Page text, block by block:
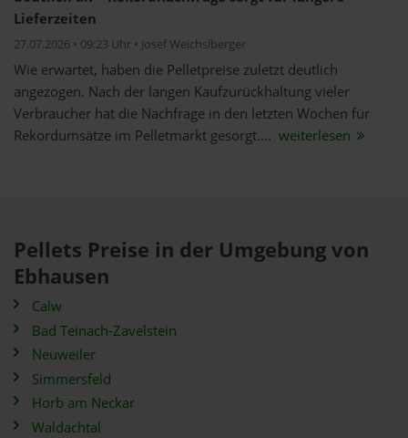
Lieferzeiten
27.07.2026 • 09:23 Uhr • Josef Weichslberger
Wie erwartet, haben die Pelletpreise zuletzt deutlich
angezogen. Nach der langen Kaufzurückhaltung vieler
Verbraucher hat die Nachfrage in den letzten Wochen für
Rekordumsätze im Pelletmarkt gesorgt.... weiterlesen
Pellets Preise in der Umgebung von
Ebhausen
Calw
Bad Teinach-Zavelstein
Neuweiler
Simmersfeld
Horb am Neckar
Waldachtal